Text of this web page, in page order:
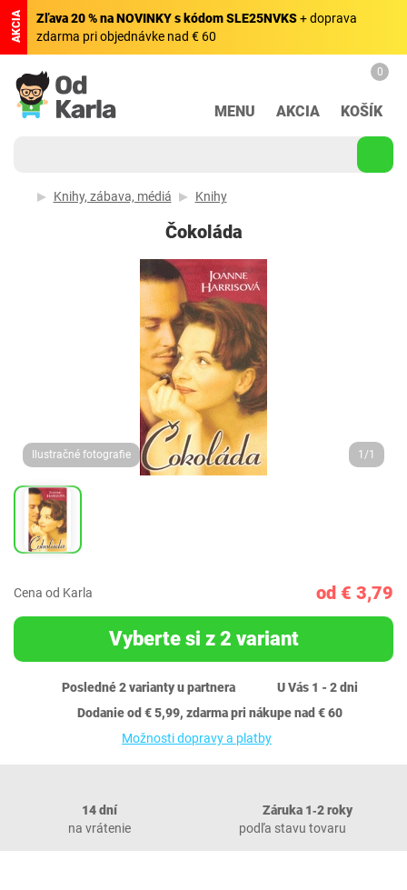
AKCIA Zľava 20 % na NOVINKY s kódom SLE25NVKS+ doprava
zdarma pri objednávke nad € 60
MENU AKCIA
0
KOŠÍK
Knihy, zábava, médiá Knihy
Čokoláda
Ilustračné fotografie 1/1
Cena od Karla od € 3,79
Vyberte si z 2 variant
Posledné 2 varianty u partnera
U Vás 1 - 2 dni
Dodanie od € 5,99, zdarma pri nákupe nad € 60
Možnosti dopravy a platby
14 dní
na vrátenie
Záruka 1‐2 roky
podľa stavu tovaru